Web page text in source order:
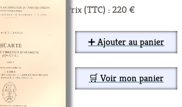
Prix (TTC) : 220 €
➕ Ajouter au panier
🛒 Voir mon panier